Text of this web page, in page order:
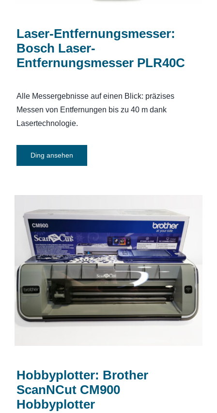
Laser-Entfernungsmesser:
Bosch Laser-
Entfernungsmesser PLR40C
Alle Messergebnisse auf einen Blick: präzises
Messen von Entfernungen bis zu 40 m dank
Lasertechnologie.
Ding ansehen
Hobbyplotter: Brother ScanNCut CM900
Hobbyplotter
Hobbyplotter: Brother
ScanNCut CM900
Hobbyplotter